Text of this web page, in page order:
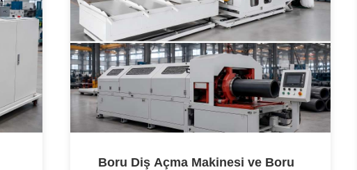
Boru Diş Açma Makinesi ve Boru